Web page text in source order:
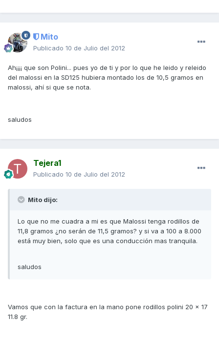
Mito
Publicado 10 de Julio del 2012
Ah¡¡¡¡ que son Polini... pues yo de ti y por lo que he leido y releido
del malossi en la SD125 hubiera montado los de 10,5 gramos en
malossi, ahí si que se nota.
saludos
Tejera1
Publicado 10 de Julio del 2012
Mito dijo:
Lo que no me cuadra a mi es que Malossi tenga rodillos de
11,8 gramos ¿no serán de 11,5 gramos? y si va a 100 a 8.000
está muy bien, solo que es una conducción mas tranquila.
saludos
Vamos que con la factura en la mano pone rodillos polini 20 x 17
11.8 gr.